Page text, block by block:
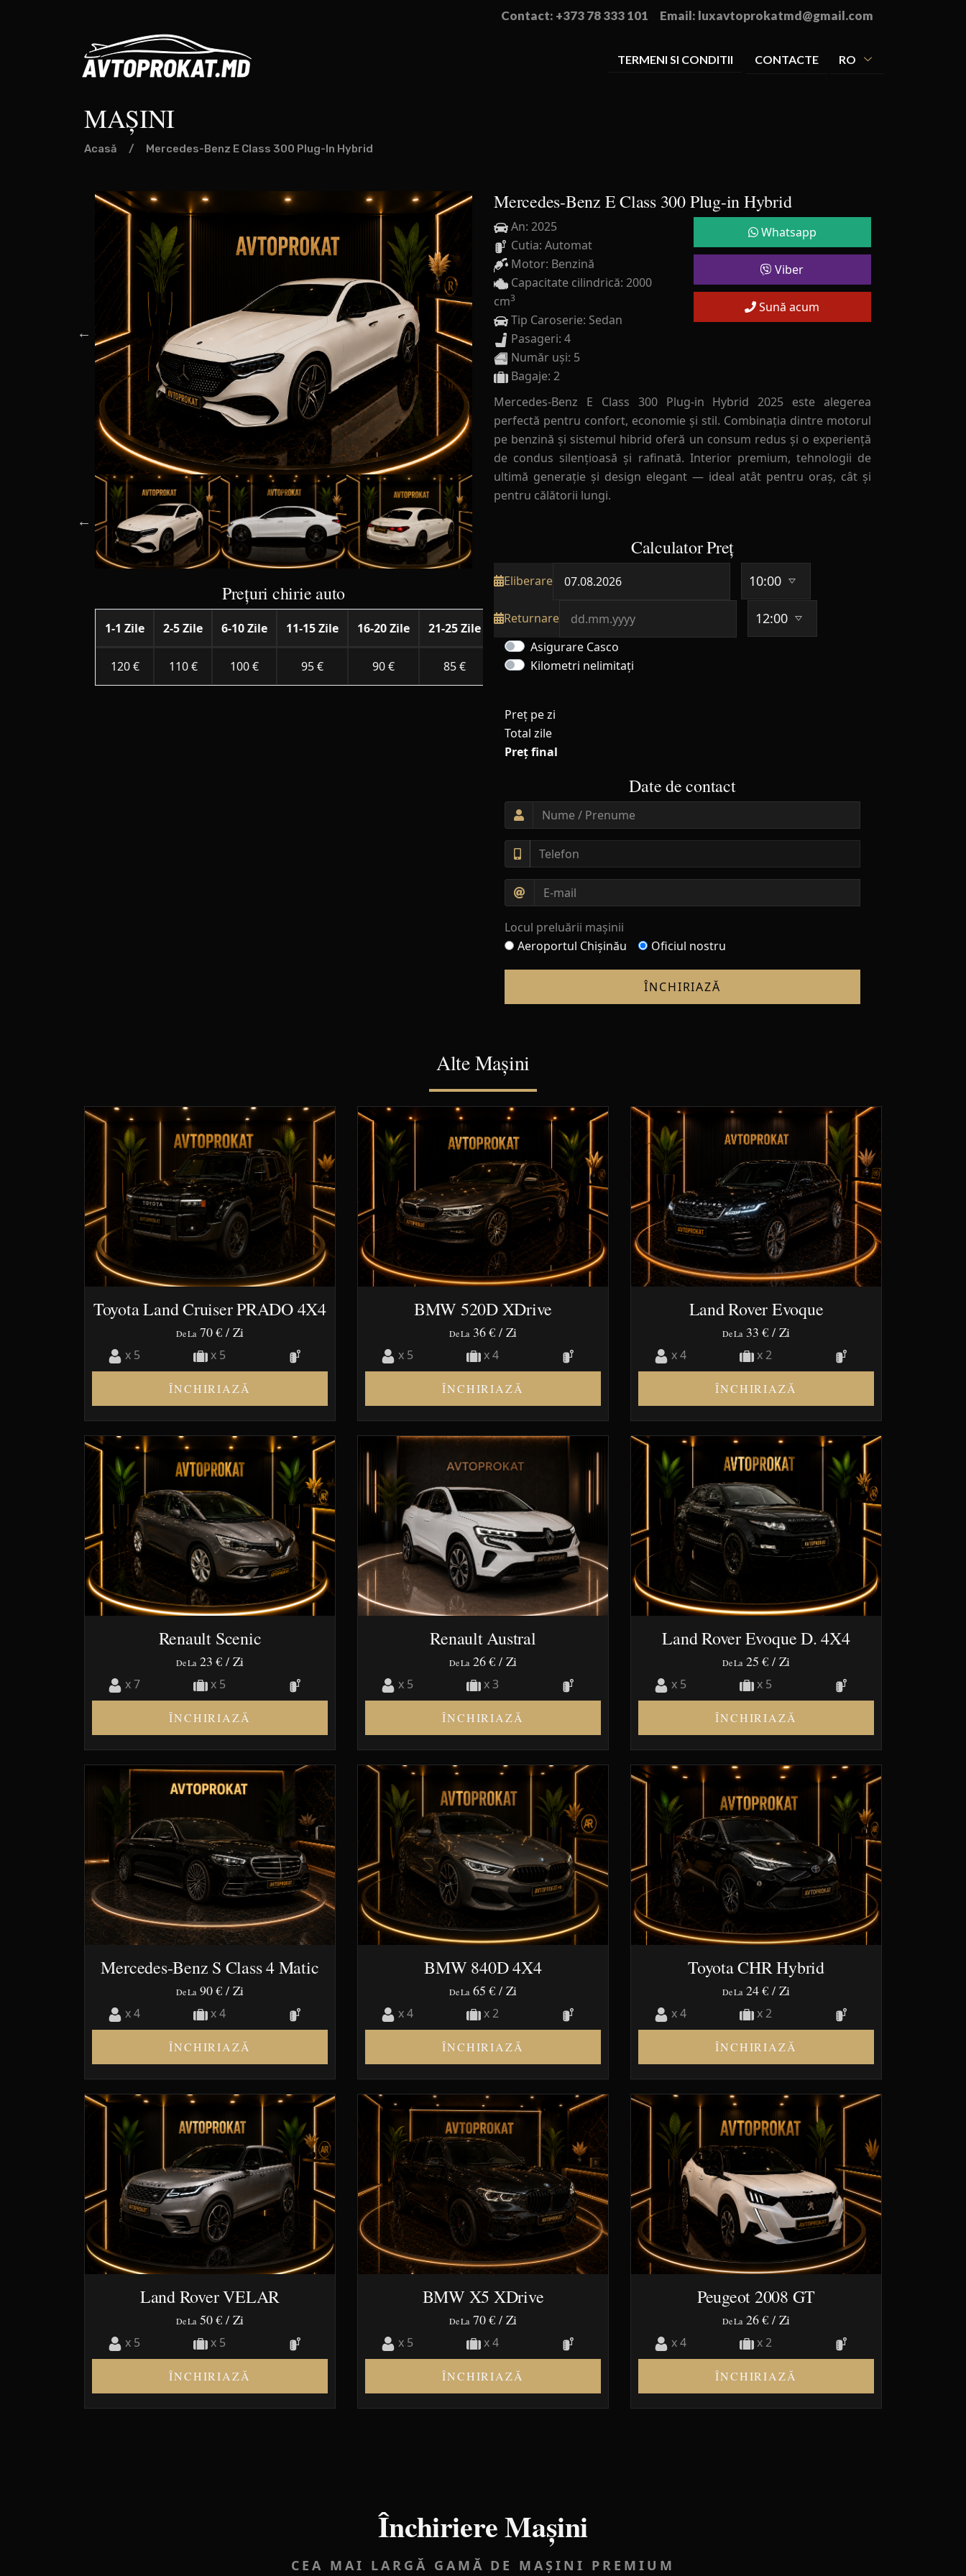
Contact: +373 78 333 101 Email: luxavtoprokatmd@gmail.com
TERMENI SI CONDITII CONTACTE RO
MAȘINI
Acasă / Mercedes-Benz E Class 300 Plug-In Hybrid
Prețuri chirie auto
1-1 Zile 2-5 Zile 6-10 Zile 11-15 Zile 16-20 Zile 21-25 Zile 26-30 Zile 31-40 Zile
120 € 110 € 100 € 95 € 90 € 85 € 80 € 75 €
Mercedes-Benz E Class 300 Plug-in Hybrid
An: 2025
Cutia: Automat
Motor: Benzină
Capacitate cilindrică: 2000
cm3
Tip Caroserie: Sedan
Pasageri: 4
Număr uși: 5
Bagaje: 2
Whatsapp
Viber
Sună acum
Mercedes-Benz E Class 300 Plug-in Hybrid 2025 este alegerea
perfectă pentru confort, economie și stil. Combinația dintre motorul
pe benzină și sistemul hibrid oferă un consum redus și o experiență
de condus silențioasă și rafinată. Interior premium, tehnologii de
ultimă generație și design elegant — ideal atât pentru oraș, cât și
pentru călătorii lungi.
Calculator Preț
Eliberare
Returnare
Asigurare Casco
Kilometri nelimitați
Preț pe zi
Total zile
Preț final
Date de contact
Locul preluării mașinii
Aeroportul Chișinău
Oficiul nostru
ÎNCHIRIAZĂ
Alte Mașini
Toyota Land Cruiser PRADO 4X4
De La70 € / Zi
x 5 x 5
ÎNCHIRIAZĂ
BMW 520D XDrive
De La36 € / Zi
x 5 x 4
ÎNCHIRIAZĂ
Land Rover Evoque
De La33 € / Zi
x 4 x 2
ÎNCHIRIAZĂ
Renault Scenic
De La23 € / Zi
x 7 x 5
ÎNCHIRIAZĂ
Renault Austral
De La26 € / Zi
x 5 x 3
ÎNCHIRIAZĂ
Land Rover Evoque D. 4X4
De La25 € / Zi
x 5 x 5
ÎNCHIRIAZĂ
Mercedes-Benz S Class 4 Matic
De La90 € / Zi
x 4 x 4
ÎNCHIRIAZĂ
BMW 840D 4X4
De La65 € / Zi
x 4 x 2
ÎNCHIRIAZĂ
Toyota CHR Hybrid
De La24 € / Zi
x 4 x 2
ÎNCHIRIAZĂ
Land Rover VELAR
De La50 € / Zi
x 5 x 5
ÎNCHIRIAZĂ
BMW X5 XDrive
De La70 € / Zi
x 5 x 4
ÎNCHIRIAZĂ
Peugeot 2008 GT
De La26 € / Zi
x 4 x 2
ÎNCHIRIAZĂ
Închiriere Mașini
CEA MAI LARGĂ GAMĂ DE MAȘINI PREMIUM